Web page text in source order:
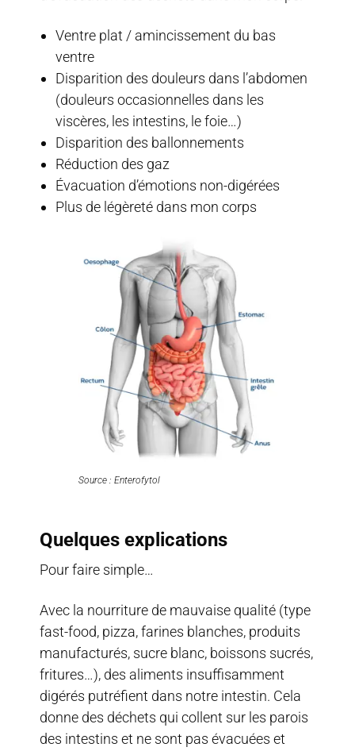
Ventre plat / amincissement du bas
ventre
Disparition des douleurs dans l’abdomen
(douleurs occasionnelles dans les
viscères, les intestins, le foie…)
Disparition des ballonnements
Réduction des gaz
Évacuation d’émotions non-digérées
Plus de légèreté dans mon corps
Source : Enterofytol
Quelques explications
Pour faire simple…
Avec la nourriture de mauvaise qualité (type
fast-food, pizza, farines blanches, produits
manufacturés, sucre blanc, boissons sucrés,
fritures…), des aliments insuffisamment
digérés putréfient dans notre intestin. Cela
donne des déchets qui collent sur les parois
des intestins et ne sont pas évacuées et